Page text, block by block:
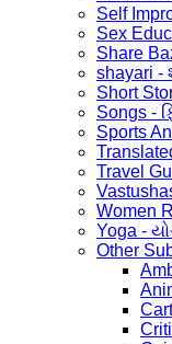
Self
Sex
Share
shayari -
Short
Songs -
Sports
Travel
Women
Yoga -
Other